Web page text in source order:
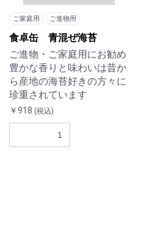
ご家庭用 ご進物用
食卓缶 青混ぜ海苔
ご進物・ご家庭用にお勧め
豊かな香りと味わいは昔か
ら産地の海苔好きの方々に
珍重されています
￥918 (税込)